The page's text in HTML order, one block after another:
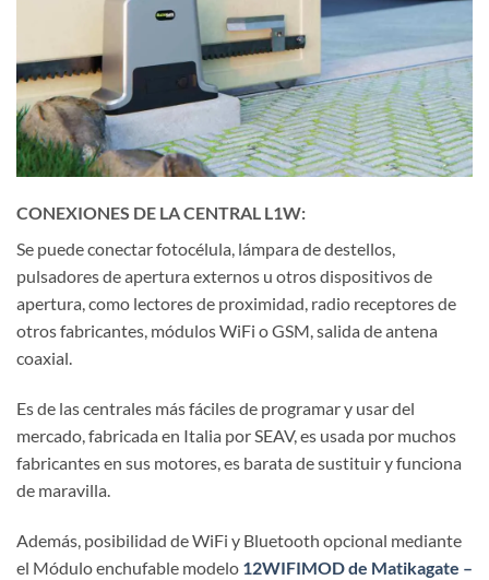
CONEXIONES DE LA CENTRAL L1W:
Se puede conectar fotocélula, lámpara de destellos,
pulsadores de apertura externos u otros dispositivos de
apertura, como lectores de proximidad, radio receptores de
otros fabricantes, módulos WiFi o GSM, salida de antena
coaxial.
Es de las centrales más fáciles de programar y usar del
mercado, fabricada en Italia por SEAV, es usada por muchos
fabricantes en sus motores, es barata de sustituir y funciona
de maravilla.
Además, posibilidad de WiFi y Bluetooth opcional mediante
el Módulo enchufable modelo 12WIFIMOD de Matikagate –